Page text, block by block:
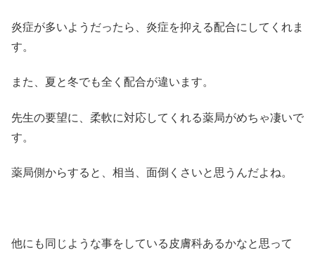
炎症が多いようだったら、炎症を抑える配合にしてくれま
す。
また、夏と冬でも全く配合が違います。
先生の要望に、柔軟に対応してくれる薬局がめちゃ凄いで
す。
薬局側からすると、相当、面倒くさいと思うんだよね。
他にも同じような事をしている皮膚科あるかなと思って